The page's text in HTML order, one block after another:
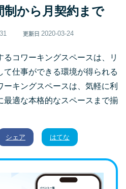
制から月契約まで
更新日 2020-03-24
コワーキングスペースは、リ
て仕事ができる環境が得られる
キングスペースは、気軽に利
最適な本格的なスペースまで揃
シェア はてな